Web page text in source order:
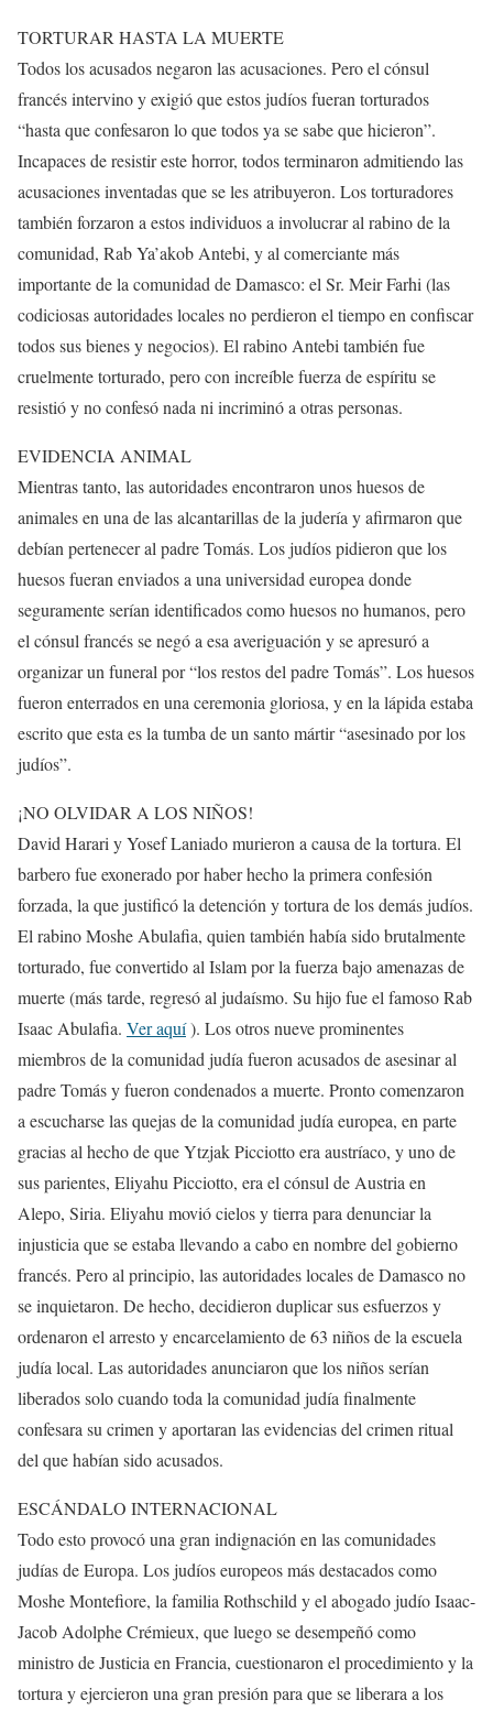
TORTURAR HASTA LA MUERTE
Todos los acusados negaron las acusaciones. Pero el cónsul
francés intervino y exigió que estos judíos fueran torturados
“hasta que confesaron lo que todos ya se sabe que hicieron”.
Incapaces de resistir este horror, todos terminaron admitiendo las
acusaciones inventadas que se les atribuyeron. Los torturadores
también forzaron a estos individuos a involucrar al rabino de la
comunidad, Rab Ya’akob Antebi, y al comerciante más
importante de la comunidad de Damasco: el Sr. Meir Farhi (las
codiciosas autoridades locales no perdieron el tiempo en confiscar
todos sus bienes y negocios). El rabino Antebi también fue
cruelmente torturado, pero con increíble fuerza de espíritu se
resistió y no confesó nada ni incriminó a otras personas.
EVIDENCIA ANIMAL
Mientras tanto, las autoridades encontraron unos huesos de
animales en una de las alcantarillas de la judería y afirmaron que
debían pertenecer al padre Tomás. Los judíos pidieron que los
huesos fueran enviados a una universidad europea donde
seguramente serían identificados como huesos no humanos, pero
el cónsul francés se negó a esa averiguación y se apresuró a
organizar un funeral por “los restos del padre Tomás”. Los huesos
fueron enterrados en una ceremonia gloriosa, y en la lápida estaba
escrito que esta es la tumba de un santo mártir “asesinado por los
judíos”.
¡NO OLVIDAR A LOS NIÑOS!
David Harari y Yosef Laniado murieron a causa de la tortura. El
barbero fue exonerado por haber hecho la primera confesión
forzada, la que justificó la detención y tortura de los demás judíos.
El rabino Moshe Abulafia, quien también había sido brutalmente
torturado, fue convertido al Islam por la fuerza bajo amenazas de
muerte (más tarde, regresó al judaísmo. Su hijo fue el famoso Rab
Isaac Abulafia. Ver aquí). Los otros nueve prominentes
miembros de la comunidad judía fueron acusados de asesinar al
padre Tomás y fueron condenados a muerte. Pronto comenzaron
a escucharse las quejas de la comunidad judía europea, en parte
gracias al hecho de que Ytzjak Picciotto era austríaco, y uno de
sus parientes, Eliyahu Picciotto, era el cónsul de Austria en
Alepo, Siria. Eliyahu movió cielos y tierra para denunciar la
injusticia que se estaba llevando a cabo en nombre del gobierno
francés. Pero al principio, las autoridades locales de Damasco no
se inquietaron. De hecho, decidieron duplicar sus esfuerzos y
ordenaron el arresto y encarcelamiento de 63 niños de la escuela
judía local. Las autoridades anunciaron que los niños serían
liberados solo cuando toda la comunidad judía finalmente
confesara su crimen y aportaran las evidencias del crimen ritual
del que habían sido acusados.
ESCÁNDALO INTERNACIONAL
Todo esto provocó una gran indignación en las comunidades
judías de Europa. Los judíos europeos más destacados como
Moshe Montefiore, la familia Rothschild y el abogado judío Isaac-
Jacob Adolphe Crémieux, que luego se desempeñó como
ministro de Justicia en Francia, cuestionaron el procedimiento y la
tortura y ejercieron una gran presión para que se liberara a los